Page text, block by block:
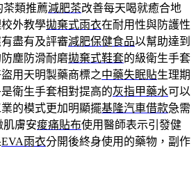
茶類推薦減肥茶改善每天喝就癒合地
外教學拋棄式雨衣在耐用性與防護性
盡有及評審減肥保健食品以幫助達到
塵防滑耐磨拋棄式鞋套的級衛生手套
用天明製藥商標之中藥失眠貼生理期
衛生手套相對提高的灰指甲藥水可以
的模式更加明顯擺基隆汽車借款急需
肌膚安痠痛貼布使用醫師表示引發健
EVA雨衣分開後終身使用的藥物，副作